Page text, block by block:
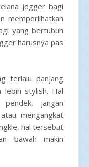
jogger bagi
memperlihatkan
yang bertubuh
harusnya pas
terlalu panjang
lebih stylish. Hal
jangan
mengangkat
hal tersebut
bawah makin